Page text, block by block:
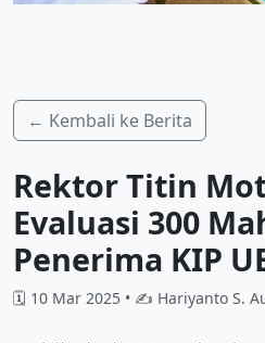
← Kembali ke Berita
Rektor Titin
Evaluasi 300
Penerima KIP
🗓️ 10 Mar 2025 • ✍️ Hariyanto S.